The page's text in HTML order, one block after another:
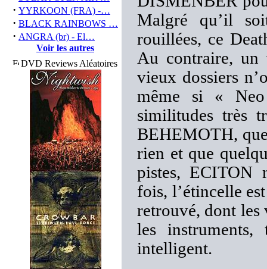
· YYRKOON (FRA) -…
· BLACK RAINBOWS …
· ANGRA (br) - El…
Voir les autres
DVD Reviews Aléatoires
Malgré qu’il
rouillées, ce
Au contraire, un
vieux dossiers
même si « Neo
similitudes très
BEHEMOTH,
rien et que
pistes, ECITON
fois, l’étincelle
retrouvé, dont les
les
intelligent.